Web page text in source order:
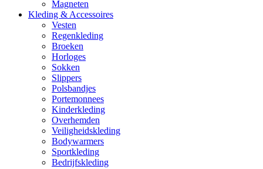
Magneten
Kleding & Accessoires
Vesten
Regenkleding
Broeken
Horloges
Sokken
Slippers
Polsbandjes
Portemonnees
Kinderkleding
Overhemden
Veiligheidskleding
Bodywarmers
Sportkleding
Bedrijfskleding